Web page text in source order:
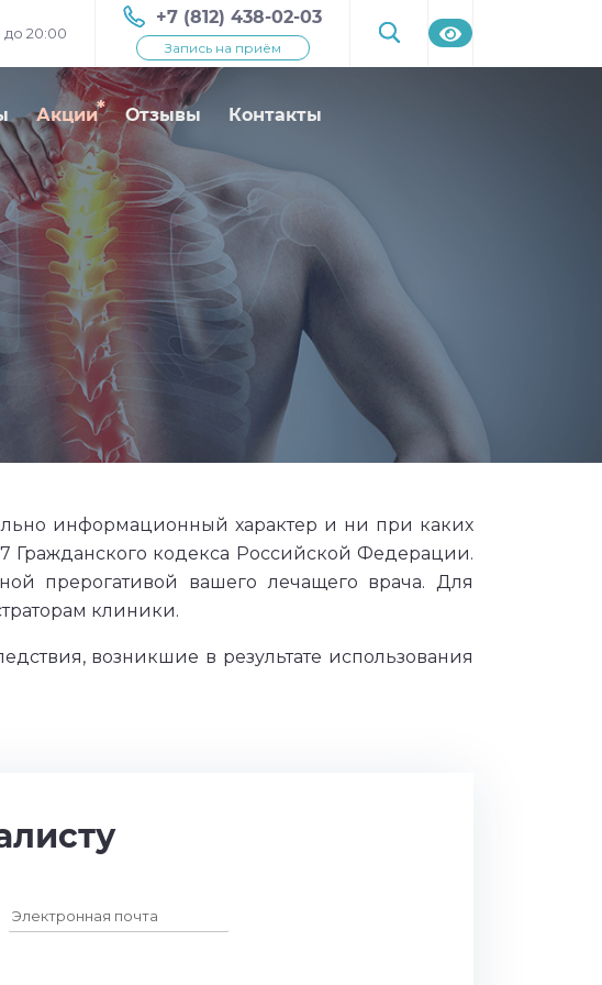
до 20:00
+7 (812) 438-02-03
Запись на приём
Акции Отзывы Контакты
информационный характер и ни при каких
Гражданского кодекса Российской Федерации.
прерогативой вашего лечащего врача. Для
клиники.
возникшие в результате использования